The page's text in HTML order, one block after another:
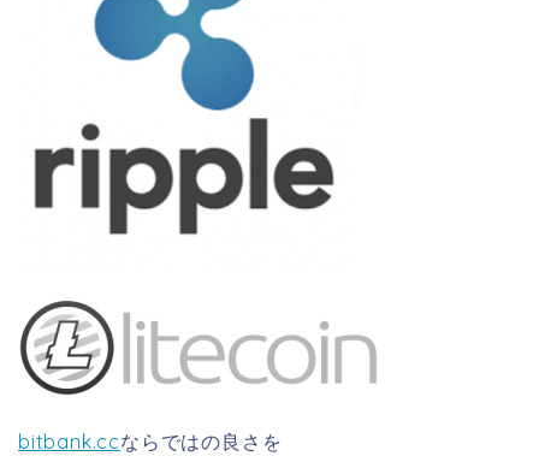
bitbank.ccならではの良さを